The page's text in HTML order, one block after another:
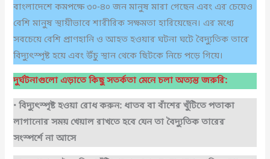
বাংলাদেশে কমপক্ষে ৩০-৪০ জন মানুষ মারা গেছেন এবং এর চেয়েও
বেশি মানুষ স্থায়ীভাবে শারীরিক সক্ষমতা হারিয়েছেন। এর মধ্যে
সবচেয়ে বেশি প্রাণহানি ও আহত হওয়ার ঘটনা ঘটে বৈদ্যুতিক তারে
বিদ্যুৎস্পৃষ্ট হয়ে এবং উঁচু স্থান থেকে ছিটকে নিচে পড়ে গিয়ে।
দুর্ঘটনাগুলো এড়াতে কিছু সতর্কতা মেনে চলা অত্যন্ত জরুরি:
• বিদ্যুৎস্পৃষ্ট হওয়া রোধ করুন: ধাতব বা বাঁশের খুঁটিতে পতাকা
লাগানোর সময় খেয়াল রাখতে হবে যেন তা বৈদ্যুতিক তারের
সংস্পর্শে না আসে